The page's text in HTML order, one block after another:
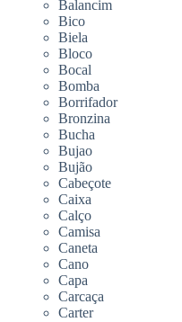
Balancim
Bico
Biela
Bloco
Bocal
Bomba
Borrifador
Bronzina
Bucha
Bujao
Bujão
Cabeçote
Caixa
Calço
Camisa
Caneta
Cano
Capa
Carcaça
Carter